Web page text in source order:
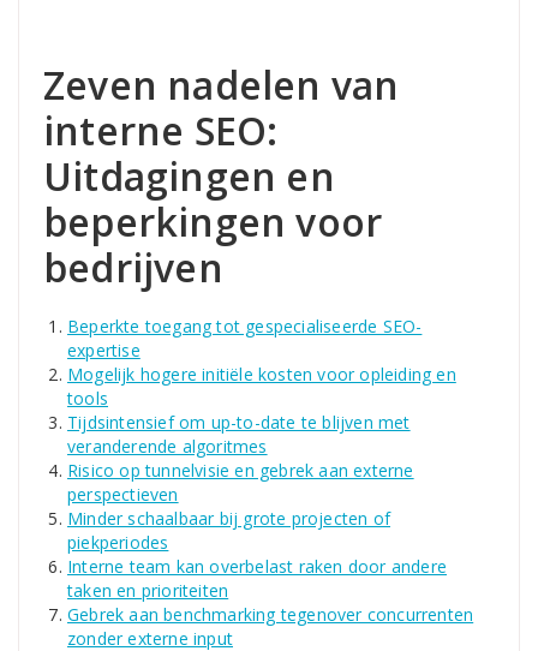
Zeven nadelen van
interne SEO:
Uitdagingen en
beperkingen voor
bedrijven
Beperkte toegang tot gespecialiseerde SEO-
expertise
Mogelijk hogere initiële kosten voor opleiding en
tools
Tijdsintensief om up-to-date te blijven met
veranderende algoritmes
Risico op tunnelvisie en gebrek aan externe
perspectieven
Minder schaalbaar bij grote projecten of
piekperiodes
Interne team kan overbelast raken door andere
taken en prioriteiten
Gebrek aan benchmarking tegenover concurrenten
zonder externe input